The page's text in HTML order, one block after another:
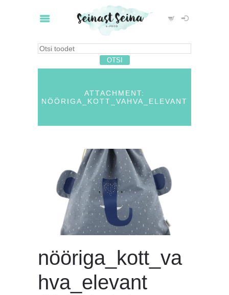
ATTACHMENT:
NÖÖRIGA_KOTT_VAHVA_ELEVANT
nööriga_kott_va
hva_elevant